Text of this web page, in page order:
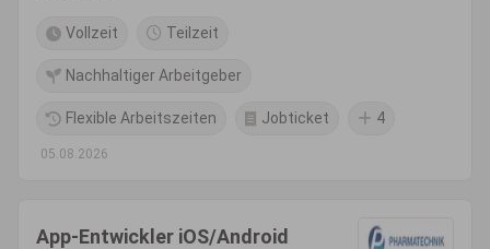
Vollzeit Teilzeit
Nachhaltiger Arbeitgeber
Flexible Arbeitszeiten Jobticket 4
05.08.2026
App-Entwickler iOS/Android